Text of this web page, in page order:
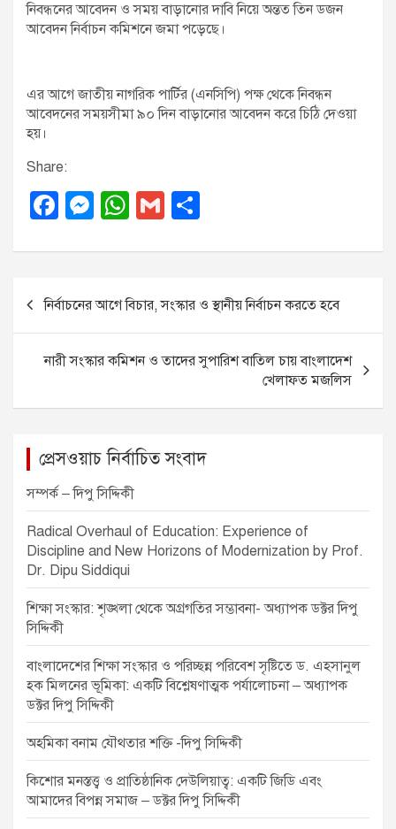
নিবন্ধনের আবেদন ও সময় বাড়ানোর দাবি নিয়ে অন্তত তিন ডজন
আবেদন নির্বাচন কমিশনে জমা পড়েছে।
এর আগে জাতীয় নাগরিক পার্টির (এনসিপি) পক্ষ থেকে নিবন্ধন
আবেদনের সময়সীমা ৯০ দিন বাড়ানোর আবেদন করে চিঠি দেওয়া
হয়।
Share:
F
c
e
b
o
o
k
M
ss
e
n
g
er
W
at
s
A
p
p
G
ail ar
n
নির্বাচনের আগে বিচার, সংস্কার ও স্থানীয় নির্বাচন করতে হবে
নারী সংস্কার কমিশন ও তাদের সুপারিশ বাতিল চায় বাংলাদেশ
খেলাফত মজলিস
প্রেসওয়াচ নির্বাচিত সংবাদ
সম্পর্ক – দিপু সিদ্দিকী
Radical Overhaul of Education: Experience of
Discipline and New Horizons of Modernization by Prof.
Dr. Dipu Siddiqui
শিক্ষা সংস্কার: শৃঙ্খলা থেকে অগ্রগতির সম্ভাবনা- অধ্যাপক ডক্টর দিপু
সিদ্দিকী
বাংলাদেশের শিক্ষা সংস্কার ও পরিচ্ছন্ন পরিবেশ সৃষ্টিতে ড. এহসানুল
হক মিলনের ভূমিকা: একটি বিশ্লেষণাত্মক পর্যালোচনা – অধ্যাপক
ডক্টর দিপু সিদ্দিকী
অহমিকা বনাম যৌথতার শক্তি -দিপু সিদ্দিকী
কিশোর মনস্তত্ত্ব ও প্রাতিষ্ঠানিক দেউলিয়াত্ব: একটি জিডি এবং
আমাদের বিপন্ন সমাজ – ডক্টর দিপু সিদ্দিকী